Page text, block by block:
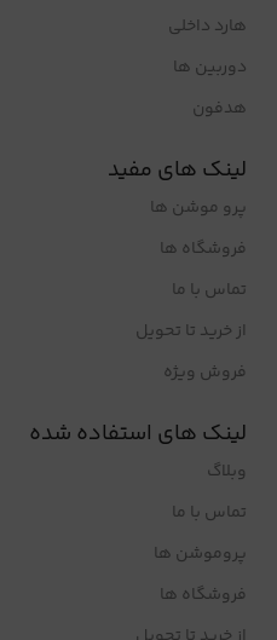
هارد داخلی
دوربین ها
هدفون
لینک های مفید
پرو موشن ها
فروشگاه ها
تماس با ما
از خرید تا تحویل
فروش ویژه
لینک های استفاده شده
وبلاگ
تماس با ما
پروموشن ها
فروشگاه ها